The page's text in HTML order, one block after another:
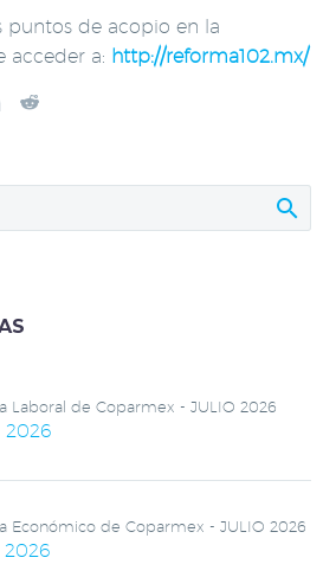
puntos de acopio en la
acceder a: http://reforma102.mx/
Laboral de Coparmex - JULIO 2026
2026
Económico de Coparmex - JULIO 2026
2026